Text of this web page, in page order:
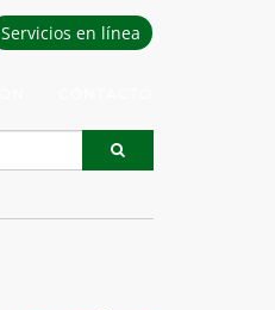
Servicios en línea